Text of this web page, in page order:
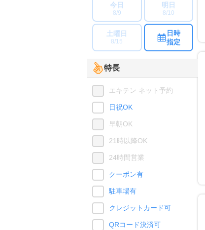
今日
8/9
明日
8/10
土曜日
8/15
日時
指定
特長
エキテン ネット予約
日祝OK
早朝OK
21時以降OK
24時間営業
クーポン有
駐車場有
クレジットカード可
QRコード決済可